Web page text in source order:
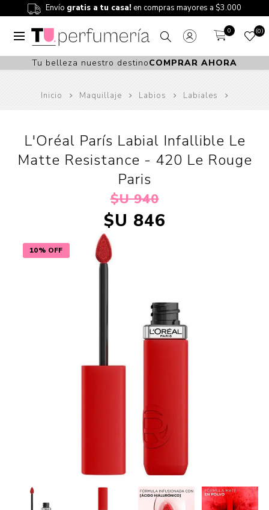
Envío gratis a tu casa! en compras mayores a $3.000
0 0
Tu belleza nuestro destinoCOMPRAR AHORA
Inicio Maquillaje Labios Labiales
10% OFF
L'Oréal París Labial Infallible Le
Matte Resistance - 420 Le Rouge
Paris
$U 940
$U 846